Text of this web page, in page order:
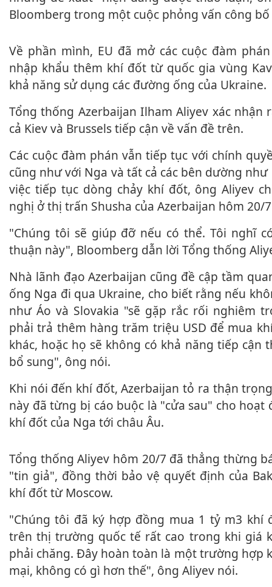
Bloomberg trong một cuộc phỏng vấn công
Về phần mình, EU đã mở các cuộc đàm phán với Azerbaijan để
nhập khẩu thêm khí đốt từ quốc gia vùng
khả năng sử dụng các đường ống của Ukraine.
Tổng thống Azerbaijan Ilham Aliyev xác nhận rằng Baku đã được
cả Kiev và Brussels tiếp cận về vấn đề trên.
Các cuộc đàm phán vẫn tiếp tục với chính quyền ở Ukraine và EU
cũng như với Nga và tất cả các bên dường
việc tiếp tục dòng chảy khí đốt, ông Aliyev
nghị ở thị trấn Shusha của Azerbaijan hôm 20/
"Chúng tôi sẽ giúp đỡ nếu có thể. Tôi nghĩ có thể kéo dài thỏa
thuận này", Bloomberg dẫn lời Tổng thống
Nhà lãnh đạo Azerbaijan cũng đề cập tầm quan trọng của đường
ống Nga đi qua Ukraine, cho biết rằng nếu
như Áo và Slovakia "sẽ gặp rắc rối nghiêm
phải trả thêm hàng trăm triệu USD để mua
khác, hoặc họ sẽ không có khả năng tiếp cận
bổ sung", ông nói.
Khi nói đến khí đốt, Azerbaijan tỏ ra thận trọng vì trước đây nước
này đã từng bị cáo buộc là "cửa sau" cho hoạt
khí đốt của Nga tới châu Âu.
Tổng thống Aliyev hôm 20/7 đã thẳng thừng bác cáo buộc trên là
"tin giả", đồng thời bảo vệ quyết định của
khí đốt từ Moscow.
"Chúng tôi đã ký hợp đồng mua 1 tỷ m3 khí đốt từ Nga khi giá
trên thị trường quốc tế rất cao trong khi giá
phải chăng. Đây hoàn toàn là một trường hợp
mại, không có gì hơn thế", ông Aliyev nói.